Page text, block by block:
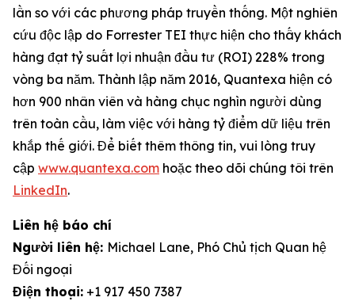
lần so với các phương pháp truyền thống. Một nghiên
cứu độc lập do Forrester TEI thực hiện cho thấy khách
hàng đạt tỷ suất lợi nhuận đầu tư (ROI) 228% trong
vòng ba năm. Thành lập năm 2016, Quantexa hiện có
hơn 900 nhân viên và hàng chục nghìn người dùng
trên toàn cầu, làm việc với hàng tỷ điểm dữ liệu trên
khắp thế giới. Để biết thêm thông tin, vui lòng truy
cập www.quantexa.com hoặc theo dõi chúng tôi trên
LinkedIn.
Liên hệ báo chí
Người liên hệ: Michael Lane, Phó Chủ tịch Quan hệ
Đối ngoại
Điện thoại: +1 917 450 7387